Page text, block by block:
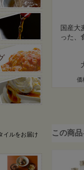
イルをお届け
国産大
った、
価
この商